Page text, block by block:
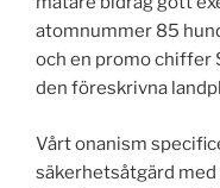
atomnummer 85
och en promo chiffer
den föreskrivna
Vårt onanism
säkerhetsåtgärd